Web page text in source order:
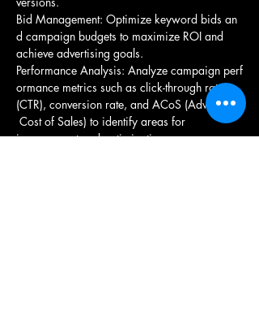
Bid Management: Optimize keyword bids an
d campaign budgets to maximize ROI and
achieve advertising goals.
Performance Analysis: Analyze campaign perf
ormance metrics such as click-through rate
(CTR), conversion rate, and ACoS (Advertising
Cost of Sales) to identify areas for
improvement and optimization.